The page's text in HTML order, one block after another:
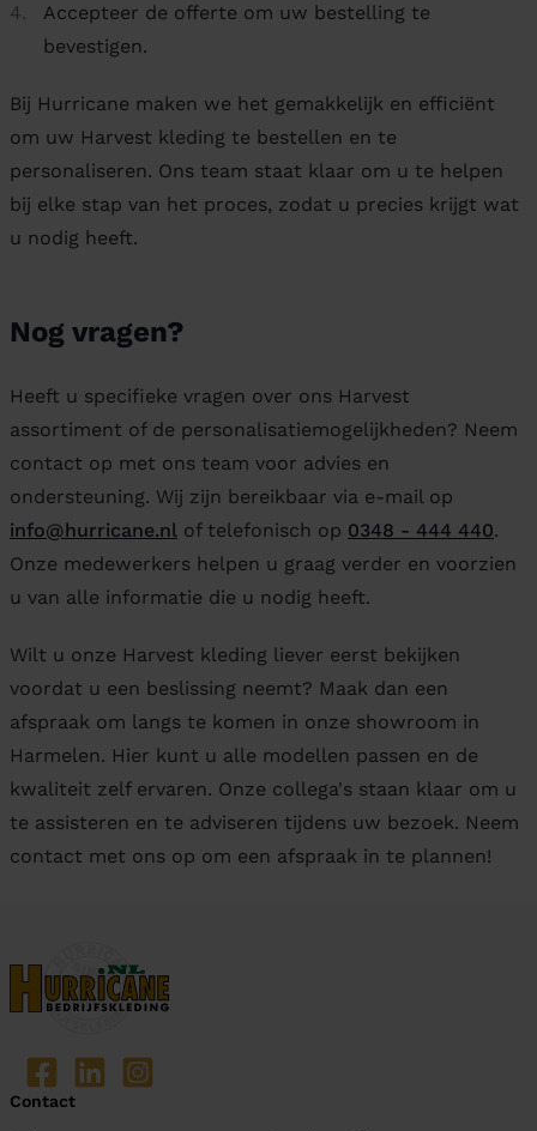
Accepteer de offerte om uw bestelling te
bevestigen.
Bij Hurricane maken we het gemakkelijk en efficiënt
om uw Harvest kleding te bestellen en te
personaliseren. Ons team staat klaar om u te helpen
bij elke stap van het proces, zodat u precies krijgt wat
u nodig heeft.
Nog vragen?
Heeft u specifieke vragen over ons Harvest
assortiment of de personalisatiemogelijkheden? Neem
contact op met ons team voor advies en
ondersteuning. Wij zijn bereikbaar via e-mail op
info@hurricane.nl of telefonisch op 0348 - 444 440.
Onze medewerkers helpen u graag verder en voorzien
u van alle informatie die u nodig heeft.
Wilt u onze Harvest kleding liever eerst bekijken
voordat u een beslissing neemt? Maak dan een
afspraak om langs te komen in onze showroom in
Harmelen. Hier kunt u alle modellen passen en de
kwaliteit zelf ervaren. Onze collega's staan klaar om u
te assisteren en te adviseren tijdens uw bezoek. Neem
contact met ons op om een afspraak in te plannen!
Contact